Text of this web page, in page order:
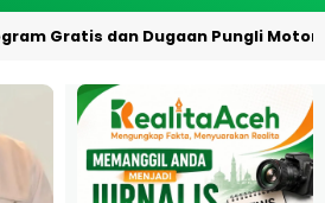
Gratis dan Dugaan Pungli Motor